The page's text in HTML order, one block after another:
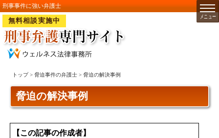
刑事事件に強い弁護士
無料相談実施中
トップ > 脅迫事件の弁護士 > 脅迫の解決事例
脅迫の解決事例
【この記事の作成者】